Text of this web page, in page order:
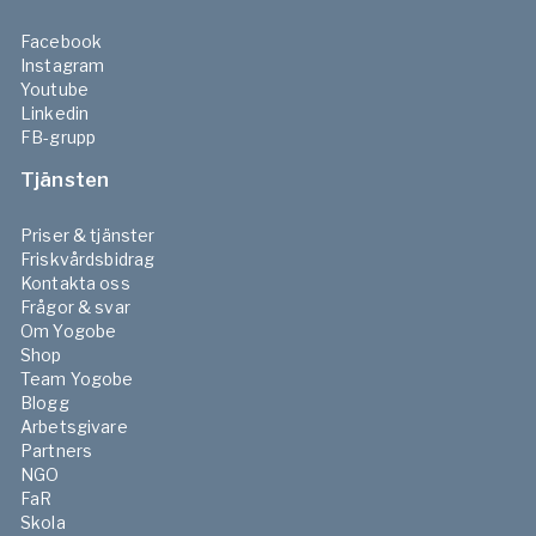
Facebook
Instagram
Youtube
Linkedin
FB-grupp
Tjänsten
Priser & tjänster
Friskvårdsbidrag
Kontakta oss
Frågor & svar
Om Yogobe
Shop
Team Yogobe
Blogg
Arbetsgivare
Partners
NGO
FaR
Skola